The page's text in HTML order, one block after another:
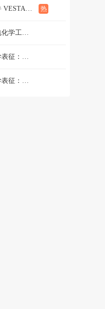
晶体结构可视化软件 VESTA使用教程（下篇）
电化学实验基础之电化学工作站篇 （二）三电极和两电极体系的搭建 和测试
【科研干货】电化学表征：循环伏安法详解（上）
【科研干货】电化学表征：循环伏安法详解（下）